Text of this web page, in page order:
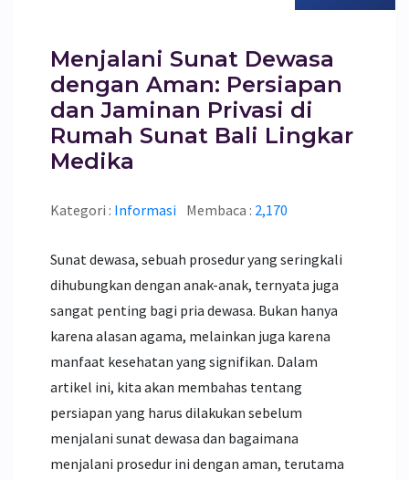
Menjalani Sunat Dewasa
dengan Aman: Persiapan
dan Jaminan Privasi di
Rumah Sunat Bali Lingkar
Medika
Kategori : Informasi Membaca : 2,170
Sunat dewasa, sebuah prosedur yang seringkali
dihubungkan dengan anak-anak, ternyata juga
sangat penting bagi pria dewasa. Bukan hanya
karena alasan agama, melainkan juga karena
manfaat kesehatan yang signifikan. Dalam
artikel ini, kita akan membahas tentang
persiapan yang harus dilakukan sebelum
menjalani sunat dewasa dan bagaimana
menjalani prosedur ini dengan aman, terutama